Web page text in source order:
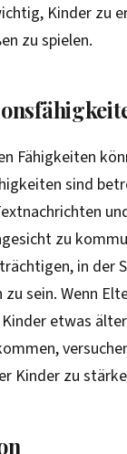
Kinder zu
zu spielen.
Fähigkeiten
sind
zu
in der
sein. Wenn
etwas
Kinder zu